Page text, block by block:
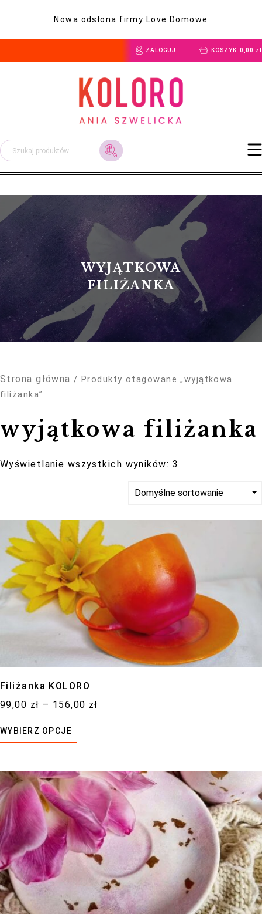
Nowa odsłona firmy Love Domowe
ZALOGUJ KOSZYK 0,00 zł
Szukaj:
WYJĄTKOWA
FILIŻANKA
Strona główna / Produkty otagowane „wyjątkowa
filiżanka”
wyjątkowa filiżanka
Wyświetlanie wszystkich wyników: 3
Filiżanka KOLORO
99,00 zł – 156,00 zł
WYBIERZ OPCJE
Te pliki cookie
nie są
do
funkcjonowania
internetowej.
poprawić
funkcjonalność
i strukturę
strony
internetowej,
na podstawie
Doświadczenie
strona
najlepiej
podczas
twojego
przejścia na
nią. Jeśli
odrzucisz te
pliki cookie,
niektóre funkcje
znikną ze